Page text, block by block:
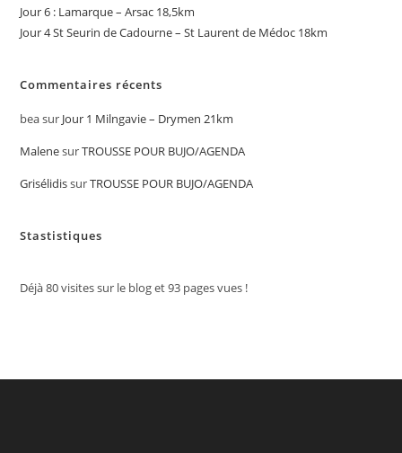
Jour 6 : Lamarque – Arsac 18,5km
Jour 4 St Seurin de Cadourne – St Laurent de Médoc 18km
Commentaires récents
beasur Jour 1 Milngavie – Drymen 21km
MalenesurTROUSSE POUR BUJO/AGENDA
GrisélidissurTROUSSE POUR BUJO/AGENDA
Stastistiques
Déjà80visites sur le blog et93 pages vues !